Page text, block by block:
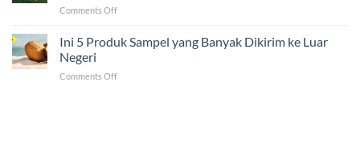
dalam
Barang
Comments Offon
Jasa
Pengiriman
Venezuela
Ini 5 Produk Sampel yang Banyak Dikirim ke Luar
Negeri
Comments Offon